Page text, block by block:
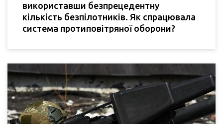
використавши безпрецедентну
кількість безпілотників. Як спрацювала
система протиповітряної оборони?